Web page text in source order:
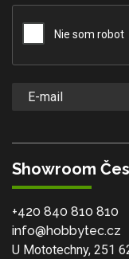
Showroom
+420 840 810 810
info@hobbytec.cz
U Mototechny, 251